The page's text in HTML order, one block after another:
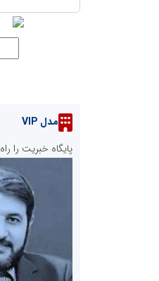
مدل VIP
پایگاه خبریت را راه